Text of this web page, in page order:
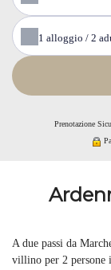
1 alloggio / 2
Prenotazione
A due passi da
villino per 2 persone